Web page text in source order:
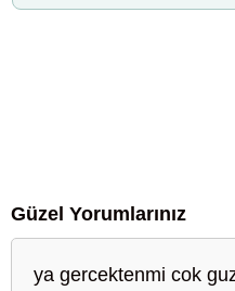
Güzel Yorumlarınız
ya gercektenmi cok